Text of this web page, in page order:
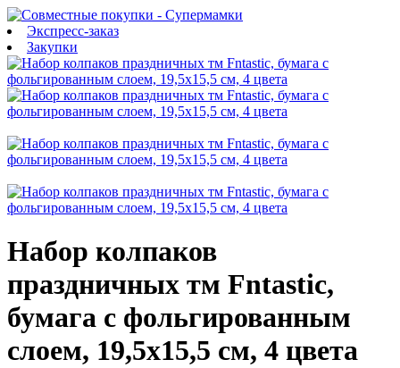
Экспресс-заказ
Закупки
Набор колпаков
праздничных тм Fntastic,
бумага с фольгированным
слоем, 19,5x15,5 см, 4 цвета